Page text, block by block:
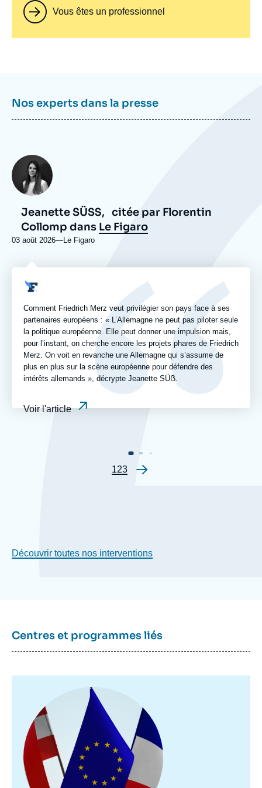
Vous êtes un professionnel
Nos experts dans la presse
Logo
Comment Friedrich Merz veut privilégier son pays face à ses
partenaires européens : « L’Allemagne ne peut pas piloter seule
la politique européenne. Elle peut donner une impulsion mais,
pour l’instant, on cherche encore les projets phares de Friedrich
Merz. On voit en revanche une Allemagne qui s’assume de
plus en plus sur la scène européenne pour défendre des
intérêts allemands », décrypte Jeanette SÜẞ.
Voir l'article
Photo
Jeanette SÜẞ, citée par Florentin
Collomp dans Le Figaro
03 août 2026— Nom
Le Figaro
Pagination
Page
1Page
2Page
3
Découvrir toutes nos interventions
Centres et programmes liés